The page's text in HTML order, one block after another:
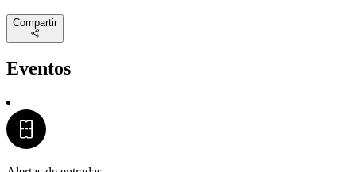
Compartir
Eventos